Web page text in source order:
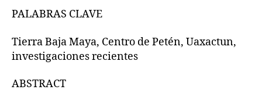
PALABRAS CLAVE
Tierra Baja Maya, Centro de Petén, Uaxactun,
investigaciones recientes
ABSTRACT